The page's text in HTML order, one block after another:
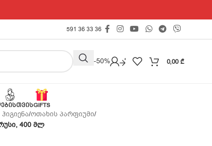
591 36 33 36
Outlet -50% 0,00 ₾
GIFTS
/ოთახის პარფიუმი/
400 მლ